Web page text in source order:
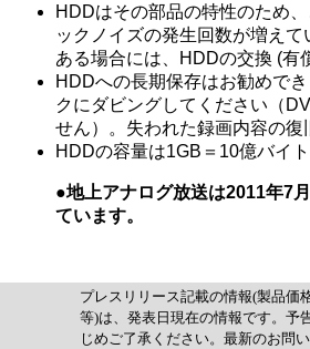
HDDはその部品の特性のため
ックノイズの発生回数が増え
ある場合には、HDDの交換 (有
HDDへの長期保存はお勧めで
クにダビングしてください（
せん）。失われた録画内容の
HDDの容量は1GB＝10億バイ
●地上アナログ放送は2011年7
ています。
プレスリリース記載の情報(製品価
等)は、発表日現在の情報です。予
じめご了承ください。最新のお問い